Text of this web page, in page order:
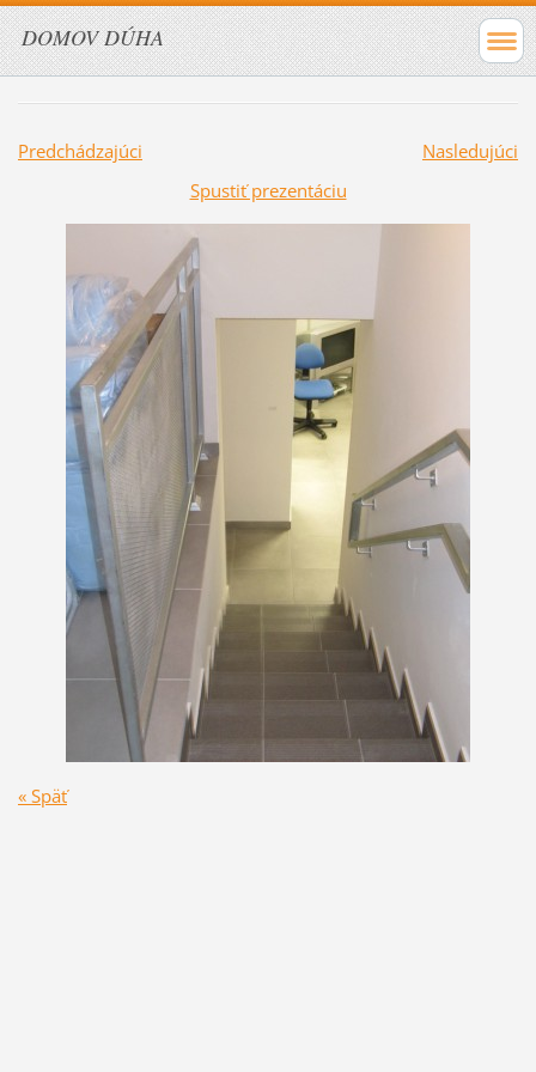
DOMOV DÚHA
Predchádzajúci
Nasledujúci
Spustiť prezentáciu
« Späť